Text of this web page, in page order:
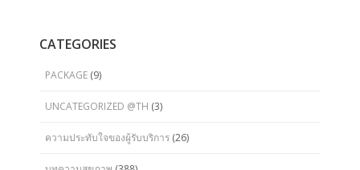
CATEGORIES
PACKAGE (9)
UNCATEGORIZED @TH (3)
ความประทับใจของผู้รับบริการ (26)